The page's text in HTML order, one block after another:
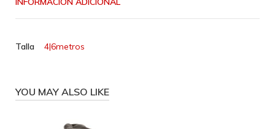
Talla 4|6metros
YOU MAY ALSO LIKE